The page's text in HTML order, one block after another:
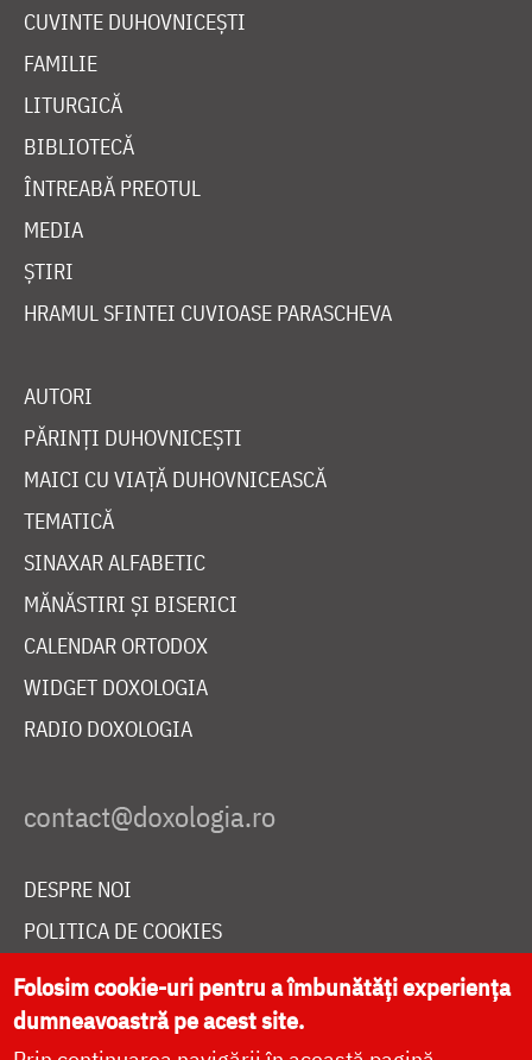
CUVINTE DUHOVNICEȘTI
FAMILIE
LITURGICĂ
BIBLIOTECĂ
ÎNTREABĂ PREOTUL
MEDIA
ȘTIRI
HRAMUL SFINTEI CUVIOASE PARASCHEVA
AUTORI
PĂRINȚI DUHOVNICEȘTI
MAICI CU VIAȚĂ DUHOVNICEASCĂ
TEMATICĂ
SINAXAR ALFABETIC
MĂNĂSTIRI ȘI BISERICI
CALENDAR ORTODOX
WIDGET DOXOLOGIA
RADIO DOXOLOGIA
DESPRE NOI
POLITICA DE COOKIES
DONEAZĂ ONLINE PENTRU CATEDRALA NAȚIONALĂ
Folosim cookie-uri pentru a îmbunătăți experiența
dumneavoastră pe acest site.